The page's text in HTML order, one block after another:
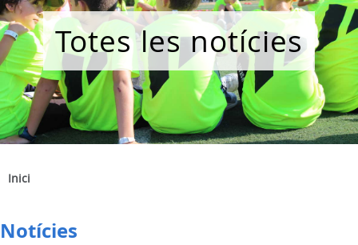
Totes les notícies
Inici
Notícies